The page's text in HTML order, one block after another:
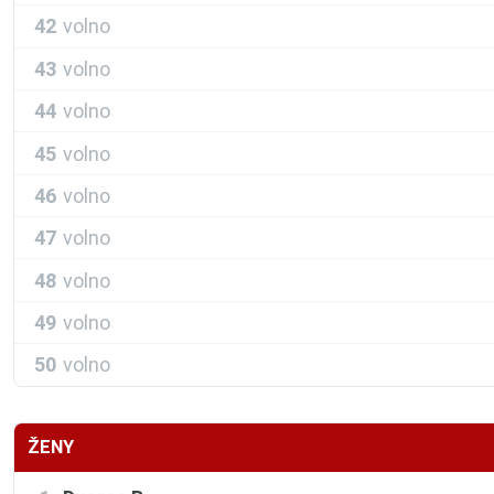
42 volno
43 volno
44 volno
45 volno
46 volno
47 volno
48 volno
49 volno
50 volno
ŽENY